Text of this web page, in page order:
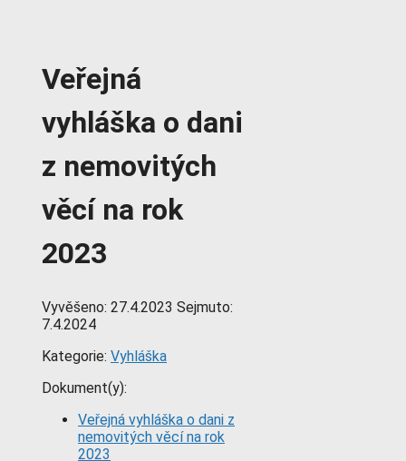
Veřejná
vyhláška o dani
z nemovitých
věcí na rok
2023
Vyvěšeno: 27.4.2023 Sejmuto:
7.4.2024
Kategorie: Vyhláška
Dokument(y):
Veřejná vyhláška o dani z
nemovitých věcí na rok
2023